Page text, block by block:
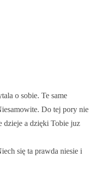
o sobie. Te same
Do tej pory nie
dzieje a dzięki Tobie juz
się ta prawda niesie i